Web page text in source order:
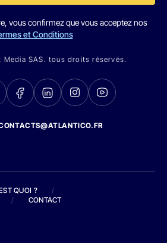
vous confirmez que vous acceptez nos
et Conditions
SAS. tous droits réservés.
QUOI ?
/
/ CONTACT